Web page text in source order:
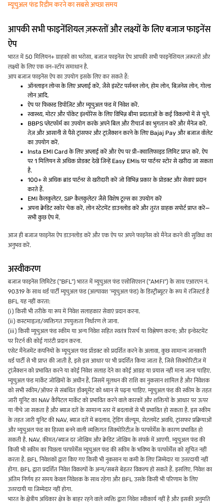
म्यूचुअल फंड रिडीम करने का सबसे अच्छा समय
आपकी सभी फाइनेंशियल ज़रूरतों और लक्ष्यों के लिए बजाज फाइनेंस
ऐप
भारत में 50 मिलियन+ ग्राहकों का भरोसा, बजाज फाइनेंस ऐप आपकी सभी फाइनेंशियल ज़रूरतों और
लक्ष्यों के लिए एक वन-स्टॉप समाधान है.
आप बजाज फाइनेंस ऐप का उपयोग इसके लिए कर सकते हैं:
ऑनलाइन लोन्स के लिए अप्लाई करें, जैसे इंस्टेंट पर्सनल लोन, होम लोन, बिज़नेस लोन, गोल्ड
लोन आदि.
ऐप पर फिक्स्ड डिपॉज़िट और म्यूचुअल फंड में निवेश करें.
स्वास्थ्य, मोटर और पॉकेट इंश्योरेंस के लिए विभिन्न बीमा प्रदाताओं के कई विकल्पों में से चुनें.
BBPS प्लेटफॉर्म का उपयोग करके अपने बिल और रीचार्ज का भुगतान करें और मैनेज करें.
तेज़ और आसानी से पैसे ट्रांसफर और ट्रांज़ैक्शन करने के लिए Bajaj Pay और बजाज वॉलेट
का उपयोग करें.
Insta EMI Card के लिए अप्लाई करें और ऐप पर प्री-क्वालिफाइड लिमिट प्राप्त करें. ऐप
पर 1 मिलियन से अधिक प्रोडक्ट देखें जिन्हें Easy EMIs पर पार्टनर स्टोर से खरीदा जा सकता
है.
100+ से अधिक ब्रांड पार्टनर से खरीदारी करें जो विभिन्न प्रकार के प्रोडक्ट और सेवाएं प्रदान
करते हैं.
EMI कैलकुलेटर, SIP कैलकुलेटर जैसे विशेष टूल्स का उपयोग करें
अपना क्रेडिट स्कोर चेक करें, लोन स्टेटमेंट डाउनलोड करें और तुरंत ग्राहक सपोर्ट प्राप्त करें—
सभी कुछ ऐप में.
आज ही बजाज फाइनेंस ऐप डाउनलोड करें और एक ऐप पर अपने फाइनेंस को मैनेज करने की सुविधा का
अनुभव करें.
अस्वीकरण
बजाज फाइनेंस लिमिटेड ("BFL") भारत में म्यूचुअल फंड एसोसिएशन ("AMFI") के साथ एआरएन नं.
90319 के साथ थर्ड पार्टी म्यूचुअल फंड (अल्पावश 'म्यूचुअल फंड) के डिस्ट्रीब्यूटर के रूप में रजिस्टर्ड है
BFL यह नहीं करता:
(i) किसी भी तरीके या रूप में निवेश सलाहकार सेवाएं प्रदान करना.
(ii) कस्टमाइज़्ड/व्यक्तिगत उपयुक्तता निर्धारण ले जाना.
(iii) किसी म्यूचुअल फंड स्कीम या अन्य निवेश सहित स्वतंत्र रिसर्च या विश्लेषण करना; और इन्वेस्टमेंट
पर रिटर्न की कोई गारंटी प्रदान करना.
एसेट मैनेजमेंट कंपनियों के म्यूचुअल फंड प्रॉडक्ट को प्रदर्शित करने के अलावा, कुछ सामान्य जानकारी
थर्ड पार्टी से भी प्राप्त की जाती है, इसे इस आधार पर भी प्रदर्शित किया जाता है, जिसे सिक्योरिटीज़ में
ट्रांज़ैक्शन को प्रभावित करने या कोई निवेश सलाह देने का कोई आग्रह या प्रयास नहीं माना जाना चाहिए.
म्यूचुअल फंड मार्केट जोखिमों के अधीन हैं, जिसमें मूलधन की राशि का नुकसान शामिल है और निवेशक
को सभी स्कीम/ऑफर से संबंधित डॉक्यूमेंट को ध्यान से पढ़ना चाहिए. म्यूचुअल फंड की स्कीम के तहत
जारी यूनिट का NAV कैपिटल मार्केट को प्रभावित करने वाले कारकों और शक्तियों के आधार पर ऊपर
या नीचे जा सकता है और ब्याज दरों के सामान्य स्तर में बदलावों से भी प्रभावित हो सकता है. इस स्कीम
के तहत जारी यूनिट की NAV, ब्याज दरों में बदलाव, ट्रेडिंग वॉल्यूम, सेटलमेंट अवधि, ट्रांसफर प्रक्रियाओं
और म्यूचुअल फंड का हिस्सा बनने वाली व्यक्तिगत सिक्योरिटीज़ के परफॉर्मेंस के कारण प्रभावित हो
सकती है. NAV, कीमत/ब्याज दर जोखिम और क्रेडिट जोखिम के संपर्क में आएगी. म्यूचुअल फंड की
किसी भी स्कीम का पिछला परफॉर्मेंस म्यूचुअल फंड की स्कीम के भविष्य के परफॉर्मेंस को सूचित नहीं
करता है. BFL निवेशकों द्वारा किए गए किसी भी नुकसान या कमी के लिए जिम्मेदार या उत्तरदायी नहीं
होगा. BFL द्वारा प्रदर्शित निवेश विकल्पों के अन्य/सबसे बेहतर विकल्प हो सकते हैं. इसलिए, निवेश का
अंतिम निर्णय हर समय केवल निवेशक के साथ रहेगा और BFL उसके किसी भी परिणाम के लिए
उत्तरदायी या जिम्मेदार नहीं होगा.
भारत के क्षेत्रीय अधिकार क्षेत्र के बाहर रहने वाले व्यक्ति द्वारा निवेश स्वीकार्य नहीं है और इसकी अनुमति